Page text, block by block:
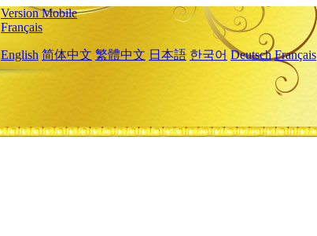
Version Mobile
Français
English 简体中文 繁體中文 日本語 한국어 Deutsch Français